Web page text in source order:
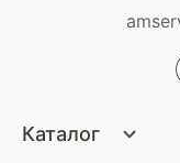
Каталог